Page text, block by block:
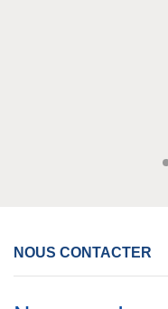
NOUS CONTACTER